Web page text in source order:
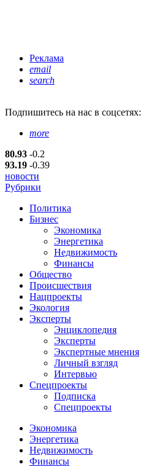
Реклама
email
search
Подпишитесь на нас в соцсетях:
more
80.93 -0.2
93.19 -0.39
новости
Рубрики
Политика
Бизнес
Экономика
Энергетика
Недвижимость
Финансы
Общество
Происшествия
Нацпроекты
Экология
Эксперты
Энциклопедия
Эксперты
Экспертные мнения
Личный взгляд
Интервью
Спецпроекты
Подписка
Спецпроекты
Экономика
Энергетика
Недвижимость
Финансы